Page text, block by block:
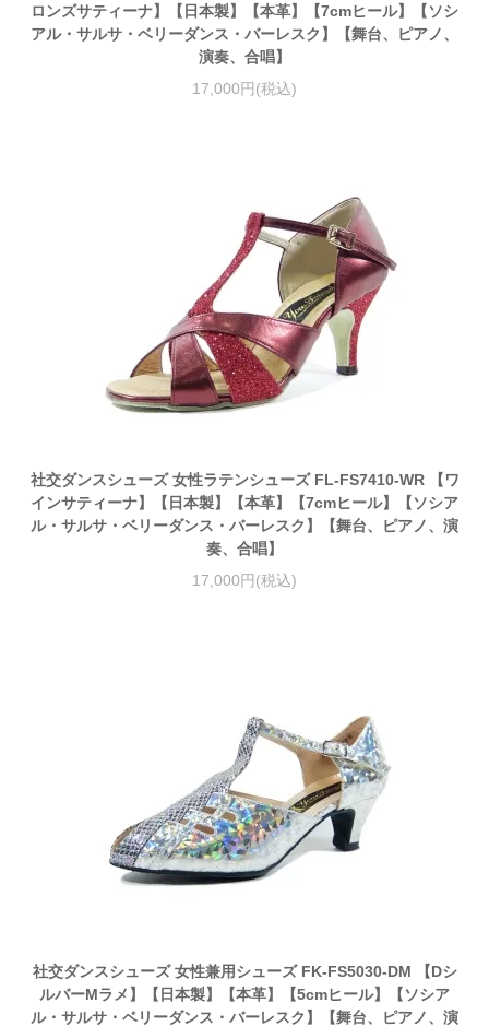
ロンズサティーナ】【日本製】【本革】【7cmヒール】【ソシ
アル・サルサ・ベリーダンス・バーレスク】【舞台、ピアノ、
演奏、合唱】
17,000円(税込)
社交ダンスシューズ 女性ラテンシューズ FL-FS7410-WR 【ワ
インサティーナ】【日本製】【本革】【7cmヒール】【ソシア
ル・サルサ・ベリーダンス・バーレスク】【舞台、ピアノ、演
奏、合唱】
17,000円(税込)
社交ダンスシューズ 女性兼用シューズ FK-FS5030-DM 【Dシ
ルバーMラメ】【日本製】【本革】【5cmヒール】【ソシア
ル・サルサ・ベリーダンス・バーレスク】【舞台、ピアノ、演